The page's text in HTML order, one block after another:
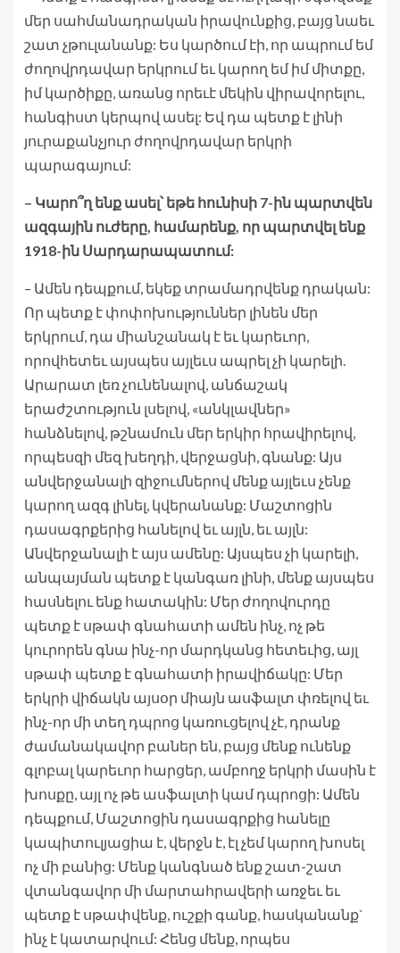
մեր սահմանադրական իրավունքից, բայց նաեւ
շատ չթուլանանք: Ես կարծում էի, որ ապրում եմ
ժողովրդավար երկրում եւ կարող եմ իմ միտքը,
իմ կարծիքը, առանց որեւէ մեկին վիրավորելու,
հանգիստ կերպով ասել: Եվ դա պետք է լինի
յուրաքանչյուր ժողովրդավար երկրի
պարագայում:
– Կարո՞ղ ենք ասել՝ եթե հունիսի 7-ին պարտվեն
ազգային ուժերը, համարենք, որ պարտվել ենք
1918-ին Սարդարապատում:
– Ամեն դեպքում, եկեք տրամադրվենք դրական:
Որ պետք է փոփոխություններ լինեն մեր
երկրում, դա միանշանակ է եւ կարեւոր,
որովհետեւ այսպես այլեւս ապրել չի կարելի.
Արարատ լեռ չունենալով, անճաշակ
երաժշտություն լսելով, «անկլավներ»
հանձնելով, թշնամուն մեր երկիր հրավիրելով,
որպեսզի մեզ խեղդի, վերջացնի, գնանք: Այս
անվերջանալի զիջումներով մենք այլեւս չենք
կարող ազգ լինել, կվերանանք: Մաշտոցին
դասագրքերից հանելով եւ այլն, եւ այլն:
Անվերջանալի է այս ամենը: Այսպես չի կարելի,
անպայման պետք է կանգառ լինի, մենք այսպես
հասնելու ենք հատակին: Մեր ժողովուրդը
պետք է սթափ գնահատի ամեն ինչ, ոչ թե
կուրորեն գնա ինչ-որ մարդկանց հետեւից, այլ
սթափ պետք է գնահատի իրավիճակը: Մեր
երկրի վիճակն այսօր միայն ասֆալտ փռելով եւ
ինչ-որ մի տեղ դպրոց կառուցելով չէ, դրանք
ժամանակավոր բաներ են, բայց մենք ունենք
գլոբալ կարեւոր հարցեր, ամբողջ երկրի մասին է
խոսքը, այլ ոչ թե ասֆալտի կամ դպրոցի: Ամեն
դեպքում, Մաշտոցին դասագրքից հանելը
կապիտուլյացիա է, վերջն է, էլ չեմ կարող խոսել
ոչ մի բանից: Մենք կանգնած ենք շատ-շատ
վտանգավոր մի մարտահրավերի առջեւ եւ
պետք է սթափվենք, ուշքի գանք, հասկանանք`
ինչ է կատարվում: Հենց մենք, որպես